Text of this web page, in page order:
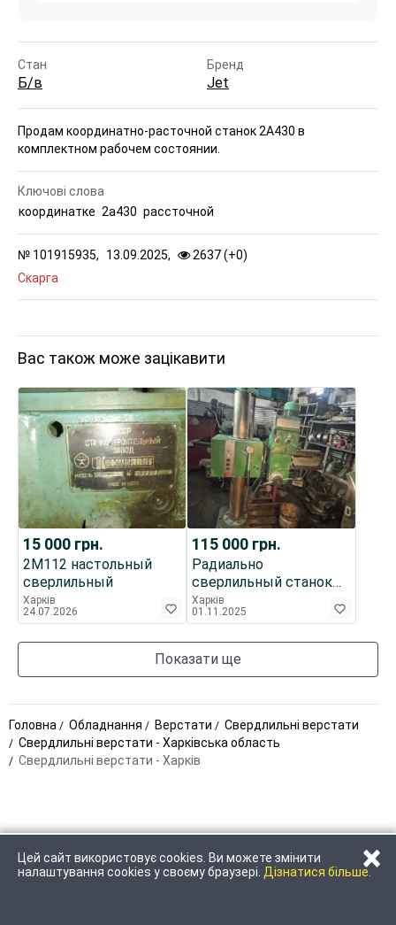
Стан
Б/в
Бренд
Jet
Продам координатно-расточной станок 2А430 в
комплектном рабочем состоянии.
№ 101915935, 13.09.2025, 2637 (+0)
Скарга
Ключові слова
координатке 2а430 рассточной
Вас також може зацікавити
15 000 грн.
2М112 настольный
сверлильный
Харків
24.07.2026
115 000 грн.
Радиально
сверлильный станок
2К522
Харків
01.11.2025
Показати ще
Головна Обладнання Верстати
Свердлильні верстати
Свердлильні верстати - Харківська область
Свердлильні верстати - Харків
Цей сайт використовує cookies. Ви можете змінити
налаштування cookies у своєму браузері. Дізнатися більше.×
ЗАТЕЛЕФОНУВАТИ НАПИСАТИ